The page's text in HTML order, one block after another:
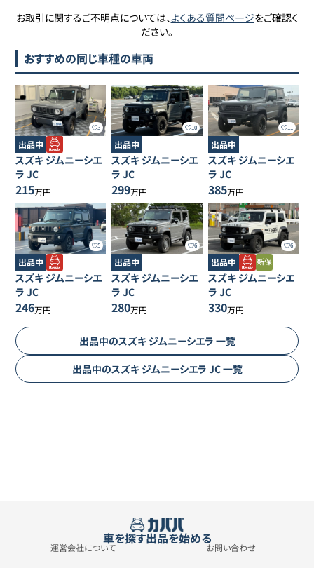
お取引に関するご不明点については、よくある質問ページをご確認く
ださい。
おすすめの同じ車種の車両
3
出品中
スズキ ジムニーシエ
ラ JC
215万円
10
出品中
スズキ ジムニーシエ
ラ JC
299万円
11
出品中
スズキ ジムニーシエ
ラ JC
385万円
5
出品中
スズキ ジムニーシエ
ラ JC
246万円
6
出品中
スズキ ジムニーシエ
ラ JC
280万円
6
出品中
スズキ ジムニーシエ
ラ JC
330万円
出品中のスズキ ジムニーシエラ 一覧
出品中のスズキ ジムニーシエラ JC一覧
車を探す出品を始める
運営会社について お問い合わせ